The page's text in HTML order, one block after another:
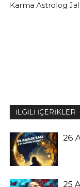
Karma Astrolog
İLGİLİ İÇERİKLER
26
25